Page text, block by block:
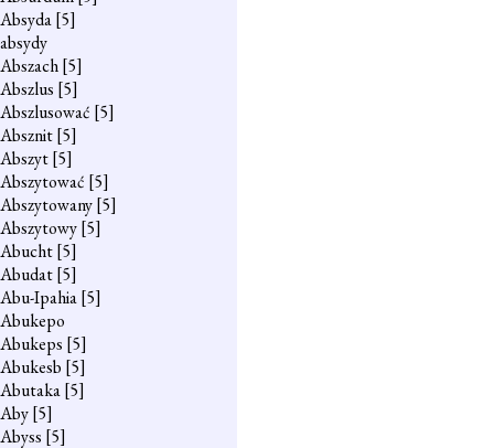
Absyda[5]
absydy
Abszach[5]
Abszlus [5]
Abszlusować [5]
Absznit[5]
Abszyt[5]
Abszytować [5]
Abszytowany[5]
Abszytowy[5]
Abucht[5]
Abudat[5]
Abu-Ipahia[5]
Abukepo
Abukeps [5]
Abukesb [5]
Abutaka[5]
Aby[5]
Abyss [5]